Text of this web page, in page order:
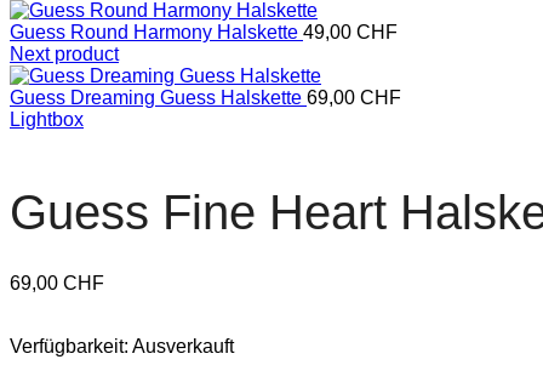
Guess Round Harmony Halskette 49,00 CHF
Next product
Guess Dreaming Guess Halskette 69,00 CHF
Lightbox
Guess Fine Heart
69,00 CHF
Verfügbarkeit: Ausverkauft